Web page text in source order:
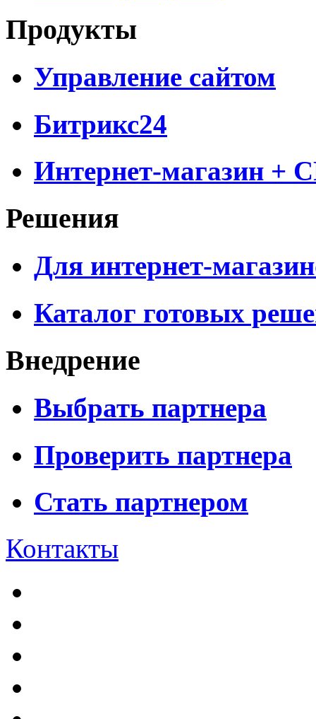
Продукты
Управление сайтом
Битрикс24
Интернет-магазин +
Решения
Для интернет-
Каталог готовых
Внедрение
Выбрать партнера
Проверить партнера
Стать партнером
Контакты